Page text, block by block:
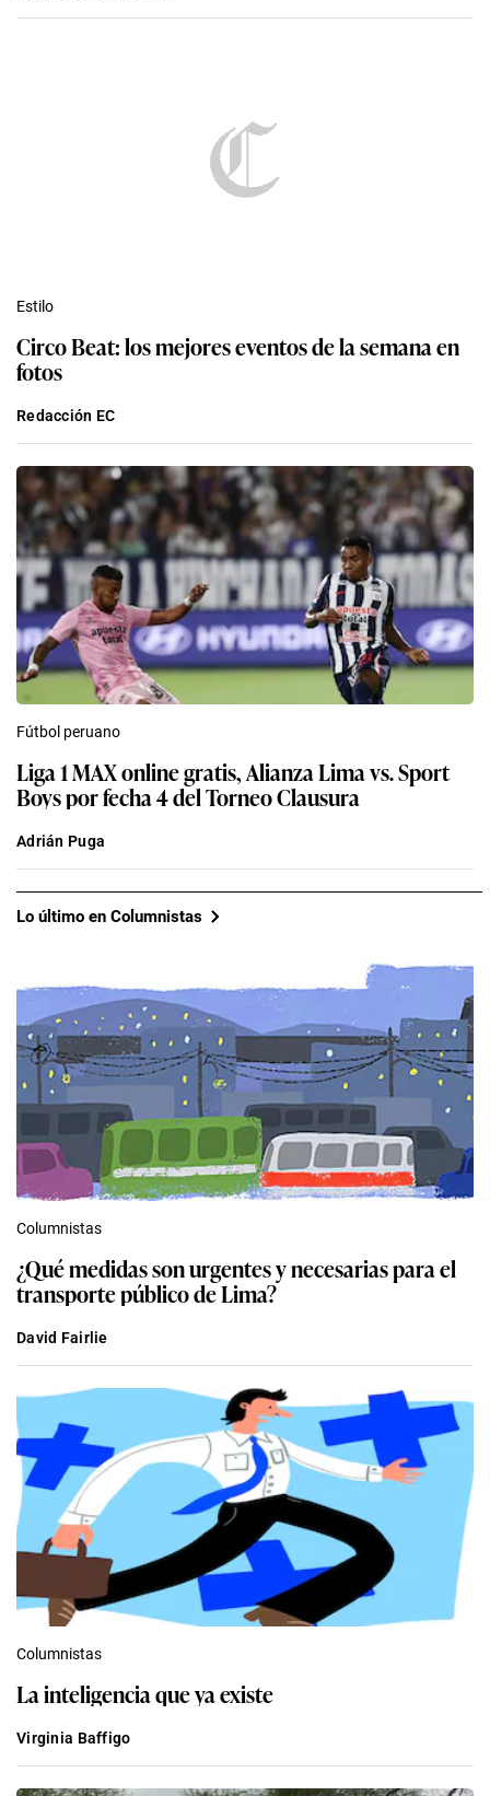
Estilo
Circo Beat: los mejores eventos de la semana en
fotos
Redacción EC
Fútbol peruano
Liga 1 MAX online gratis, Alianza Lima vs. Sport
Boys por fecha 4 del Torneo Clausura
Adrián Puga
Lo último en Columnistas
Columnistas
¿Qué medidas son urgentes y necesarias para el
transporte público de Lima?
David Fairlie
Columnistas
La inteligencia que ya existe
Virginia Baffigo